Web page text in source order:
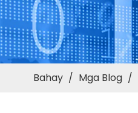
Bahay / Mga Blog /